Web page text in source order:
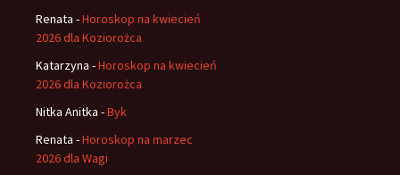
Renata -Horoskop na kwiecień
2026 dla Koziorożca
Katarzyna -Horoskop na kwiecień
2026 dla Koziorożca
Nitka Anitka -Byk
Renata -Horoskop na marzec
2026 dla Wagi